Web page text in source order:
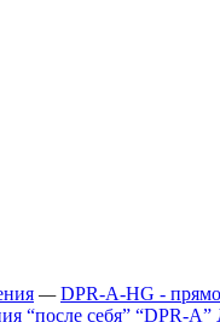
— DPR-A-HG -